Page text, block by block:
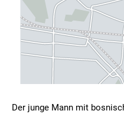
Der junge Mann mit